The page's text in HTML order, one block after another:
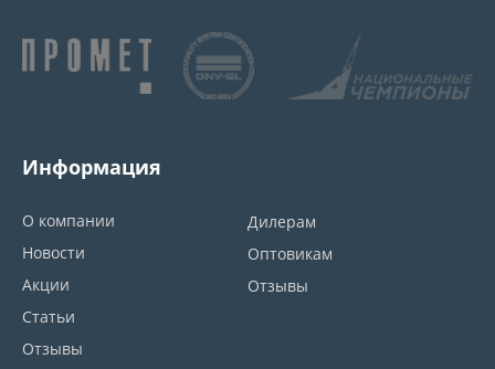
Информация
О компании
Новости
Акции
Статьи
Отзывы
Дилерам
Оптовикам
Отзывы